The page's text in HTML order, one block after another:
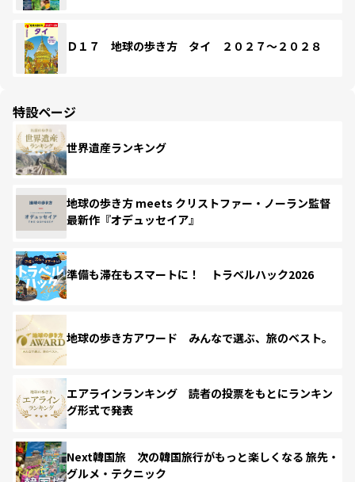
Ｄ１７ 地球の歩き方 タイ ２０２７～２０２８
特設ページ
世界遺産ランキング
地球の歩き方 meets クリストファー・ノーラン監督
最新作『オデュッセイア』
準備も滞在もスマートに！ トラベルハック2026
地球の歩き方アワード みんなで選ぶ、旅のベスト。
エアラインランキング 読者の投票をもとにランキン
グ形式で発表
Next韓国旅 次の韓国旅行がもっと楽しくなる 旅先・
グルメ・テクニック